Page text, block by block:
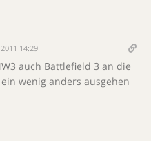
14:29
auch Battlefield 3 an die
wenig anders ausgehen